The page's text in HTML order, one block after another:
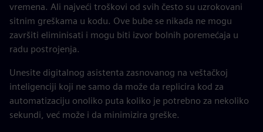
vremena. Ali najveći troškovi od svih često su uzrokovani
sitnim greškama u kodu. Ove bube se nikada ne mogu
završiti eliminisati i mogu biti izvor bolnih poremećaja u
radu postrojenja.
Unesite digitalnog asistenta zasnovanog na veštačkoj
inteligenciji koji ne samo da može da replicira kod za
automatizaciju onoliko puta koliko je potrebno za nekoliko
sekundi, već može i da minimizira greške.